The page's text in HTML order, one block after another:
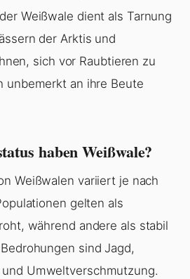
Weißwale dient als Tarnung
der Arktis und
sich vor Raubtieren zu
unbemerkt an ihre Beute
haben Weißwale?
Weißwalen variiert je nach
gelten als
während andere als stabil
sind Jagd,
Umweltverschmutzung.